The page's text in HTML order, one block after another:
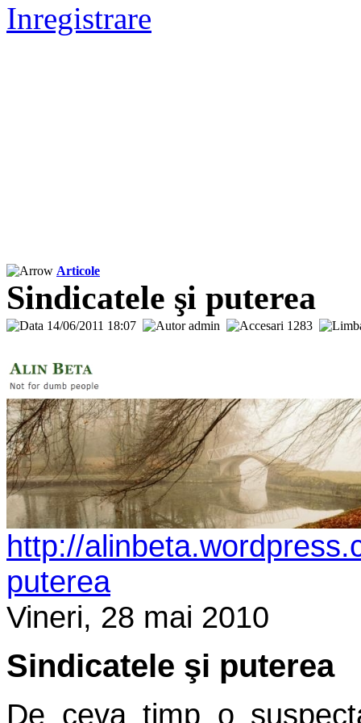
Inregistrare
Articole
Sindicatele şi puterea
14/06/2011 18:07 admin 1283
http://
puterea
Vineri, 28 mai 2010
Sindicatele şi puterea
De ceva timp o